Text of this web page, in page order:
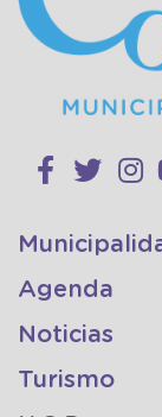
Agenda
Noticias
Turismo